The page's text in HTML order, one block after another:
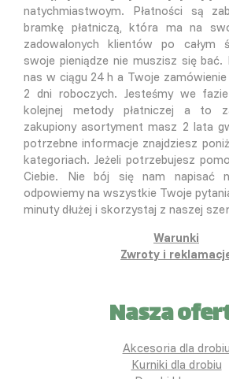
natychmiastwoym. Płatności są
bramkę płatniczą, która ma na
zadowalonych klientów po całym
swoje pieniądze nie muszisz się
nas w ciągu 24 h a Twoje
2 dni roboczych. Jesteśmy we
kolejnej metody płatniczej a to
zakupiony asortyment masz 2 lata
potrzebne informacje znajdziesz
kategoriach. Jeżeli potrzebujesz
Ciebie. Nie bój się nam napisać
odpowiemy na wszystkie Twoje
minuty dłużej i skorzystaj z naszej
Warunki
Zwroty i
Nasza
Akcesoria dla drobiu
Kurniki dla drobiu